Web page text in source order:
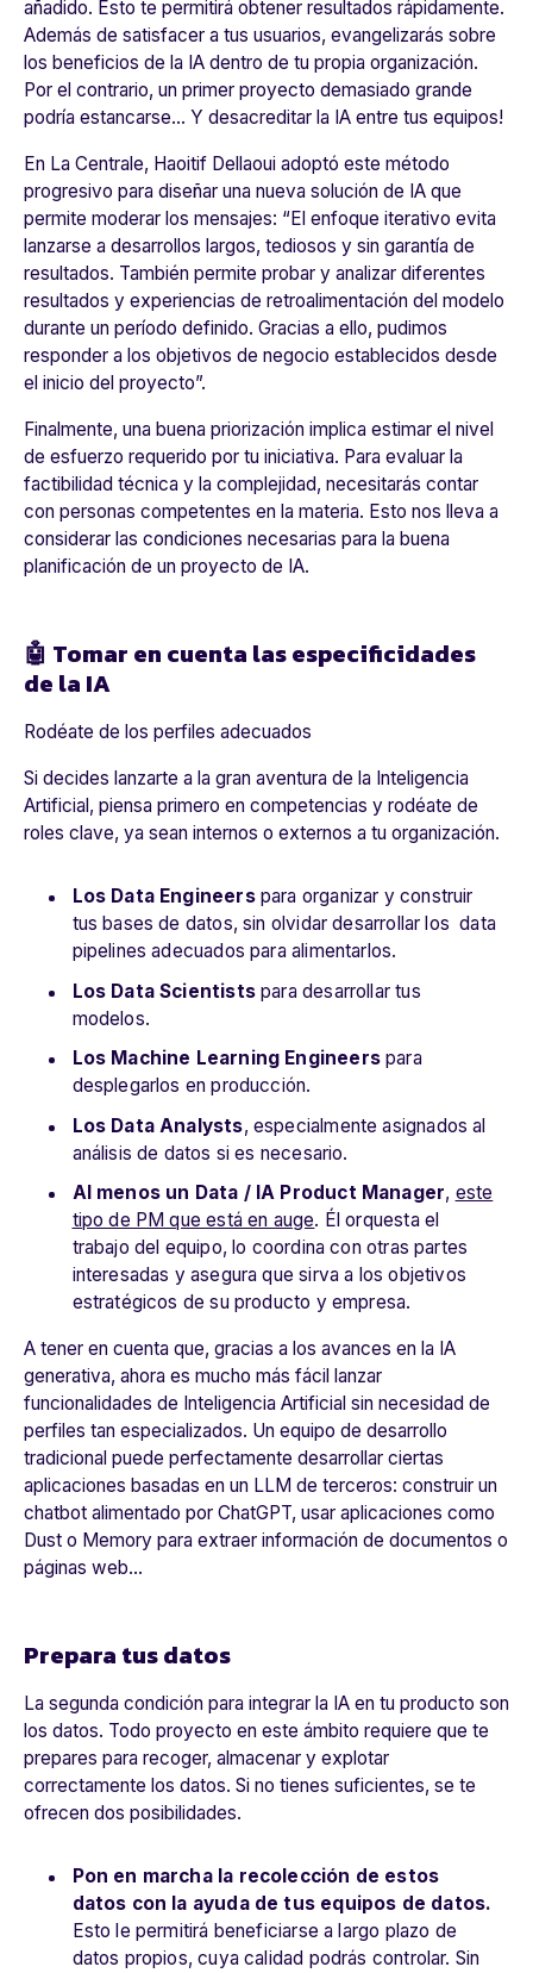
añadido. Esto te permitirá obtener resultados rápidamente.
Además de satisfacer a tus usuarios, evangelizarás sobre
los beneficios de la IA dentro de tu propia organización.
Por el contrario, un primer proyecto demasiado grande
podría estancarse... Y desacreditar la IA entre tus equipos!
En La Centrale, Haoitif Dellaoui adoptó este método
progresivo para diseñar una nueva solución de IA que
permite moderar los mensajes: “​​El enfoque iterativo evita
lanzarse a desarrollos largos, tediosos y sin garantía de
resultados. También permite probar y analizar diferentes
resultados y experiencias de retroalimentación del modelo
durante un período definido. Gracias a ello, pudimos
responder a los objetivos de negocio establecidos desde
el inicio del proyecto”.
Finalmente, una buena priorización implica estimar el nivel
de esfuerzo requerido por tu iniciativa. Para evaluar la
factibilidad técnica y la complejidad, necesitarás contar
con personas competentes en la materia. Esto nos lleva a
considerar las condiciones necesarias para la buena
planificación de un proyecto de IA.
🤖 Tomar en cuenta las especificidades
de la IA
Rodéate de los perfiles adecuados
Si decides lanzarte a la gran aventura de la Inteligencia
Artificial, piensa primero en competencias y rodéate de
roles clave, ya sean internos o externos a tu organización.
Los Data Engineerspara organizar y construir
tus bases de datos, sin olvidar desarrollar los data
pipelines adecuados para alimentarlos.
Los Data Scientistspara desarrollar tus
modelos.
Los Machine Learning Engineerspara
desplegarlos en producción.
Los Data Analysts, especialmente asignados al
análisis de datos si es necesario.
Al menos un Data / IA Product Manager, este
tipo de PM que está en auge. Él orquesta el
trabajo del equipo, lo coordina con otras partes
interesadas y asegura que sirva a los objetivos
estratégicos de su producto y empresa.
A tener en cuenta que, gracias a los avances en la IA
generativa, ahora es mucho más fácil lanzar
funcionalidades de Inteligencia Artificial sin necesidad de
perfiles tan especializados. Un equipo de desarrollo
tradicional puede perfectamente desarrollar ciertas
aplicaciones basadas en un LLM de terceros: construir un
chatbot alimentado por ChatGPT, usar aplicaciones como
Dust o Memory para extraer información de documentos o
páginas web…
Prepara tus datos
La segunda condición para integrar la IA en tu producto son
los datos. Todo proyecto en este ámbito requiere que te
prepares para recoger, almacenar y explotar
correctamente los datos. Si no tienes suficientes, se te
ofrecen dos posibilidades.
Pon en marcha la recolección de estos
datos con la ayuda de tus equipos de datos.
Esto le permitirá beneficiarse a largo plazo de
datos propios, cuya calidad podrás controlar. Sin